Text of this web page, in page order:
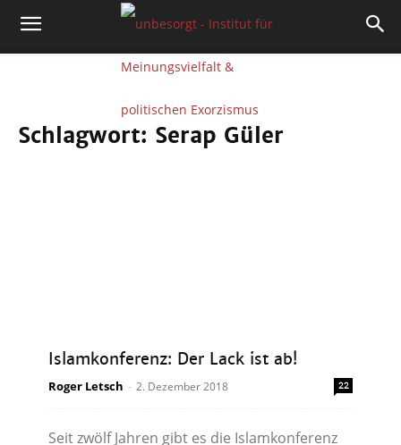
Schlagwort: Serap Güler
Islamkonferenz: Der Lack ist ab!
Roger Letsch - 2. Dezember 2018 22
Seit zwölf Jahren gibt es die Islamkonferenz